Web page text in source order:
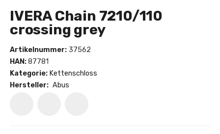
IVERA Chain 7210/110
crossing grey
Artikelnummer: 37562
HAN:87781
Kategorie: Kettenschloss
Hersteller: Abus